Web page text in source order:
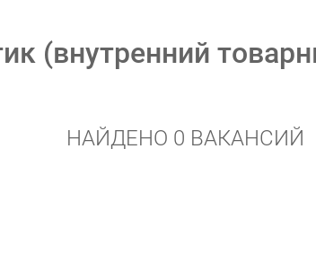
(внутренний
НАЙДЕНО 0 ВАКАНСИЙ